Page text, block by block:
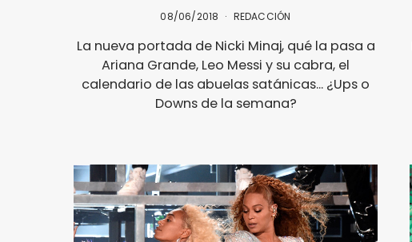
08/06/2018 REDACCIÓN
La nueva portada de Nicki Minaj, qué la pasa a
Ariana Grande, Leo Messi y su cabra, el
calendario de las abuelas satánicas... ¿Ups o
Downs de la semana?